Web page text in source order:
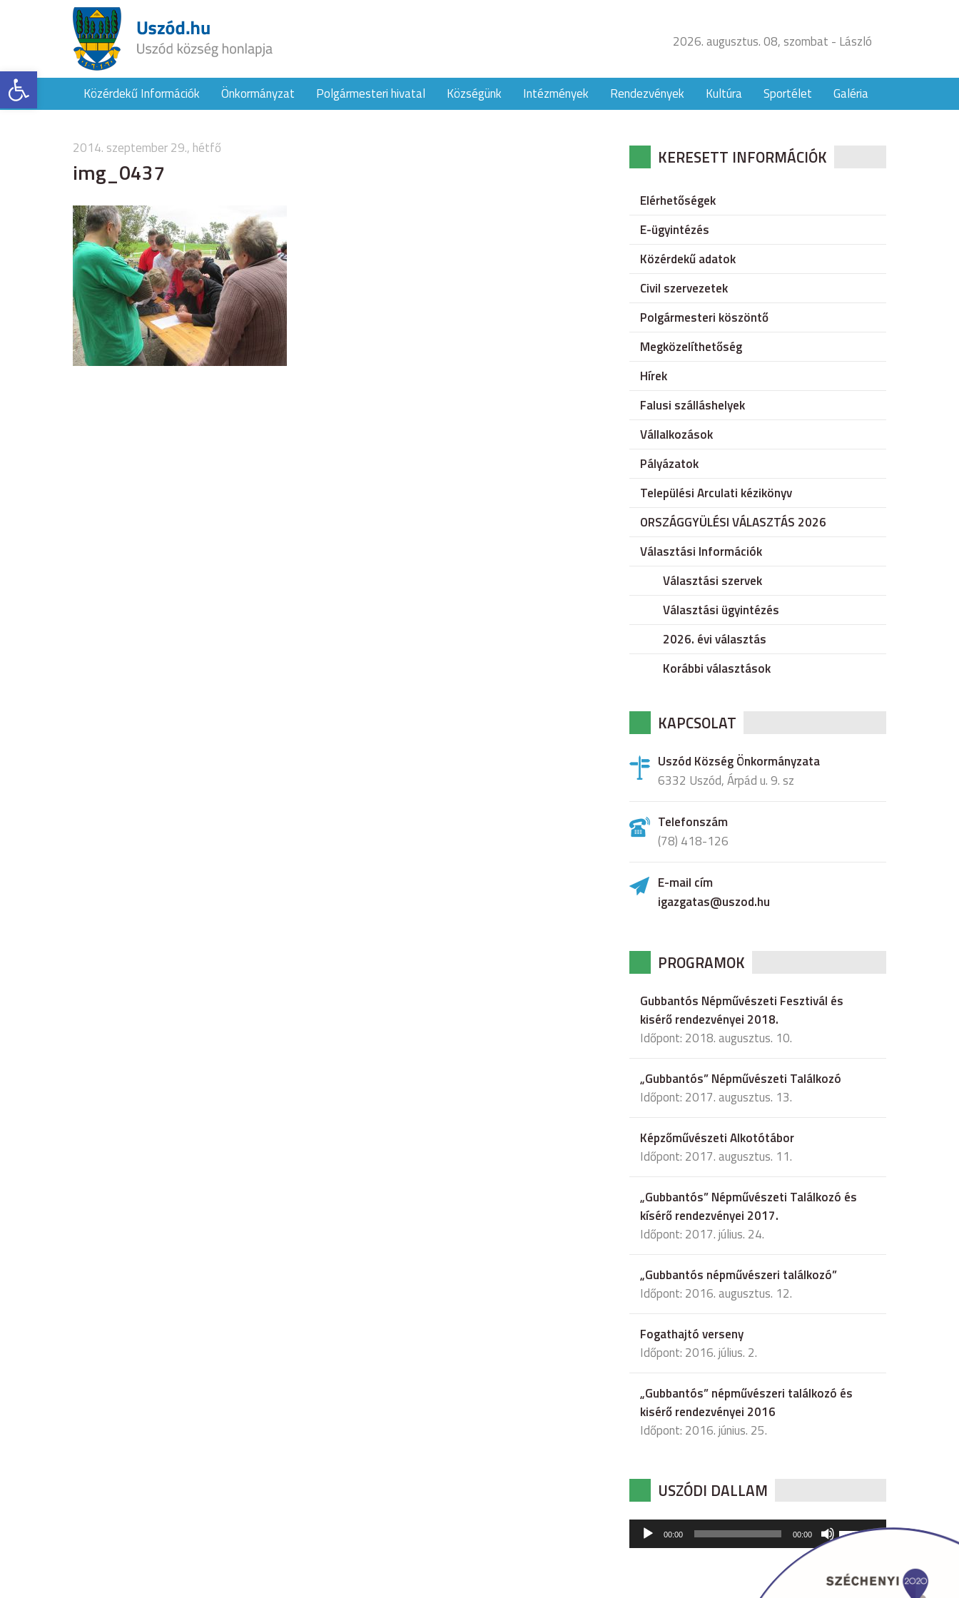
Eszköztár megnyitása
2026. augusztus. 08, szombat - László
Közérdekű Információk Önkormányzat Polgármesteri hivatal Községünk Intézmények Rendezvények Kultúra Sportélet Galéria
2014. szeptember 29., hétfő
img_0437 KERESETT INFORMÁCIÓK
Elérhetőségek
E-ügyintézés
Közérdekű adatok
Civil szervezetek
Polgármesteri köszöntő
Megközelíthetőség
Hírek
Falusi szálláshelyek
Vállalkozások
Pályázatok
Települési Arculati kézikönyv
ORSZÁGGYÜLÉSI VÁLASZTÁS 2026
Választási Információk
Választási szervek
Választási ügyintézés
2026. évi választás
Korábbi választások
KAPCSOLAT
Uszód Község Önkormányzata
6332 Uszód, Árpád u. 9. sz
Telefonszám
(78) 418-126
E-mail cím
igazgatas@uszod.hu
PROGRAMOK
Gubbantós Népművészeti Fesztivál és
kisérő rendezvényei 2018.
Időpont: 2018. augusztus. 10.
„Gubbantós” Népművészeti Találkozó
Időpont: 2017. augusztus. 13.
Képzőművészeti Alkotótábor
Időpont: 2017. augusztus. 11.
„Gubbantós” Népművészeti Találkozó és
kísérő rendezvényei 2017.
Időpont: 2017. július. 24.
„Gubbantós népművészeri találkozó”
Időpont: 2016. augusztus. 12.
Fogathajtó verseny
Időpont: 2016. július. 2.
„Gubbantós” népművészeri találkozó és
kisérő rendezvényei 2016
Időpont: 2016. június. 25.
USZÓDI DALLAM
Audió
lejátszó
00:00 00:00
hangerő
csökkentéséhez